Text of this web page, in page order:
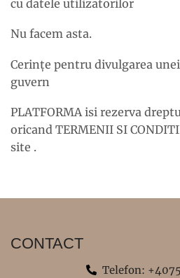
cu datele utilizatorilor
Nu facem asta.
Cerințe pentru divulgarea
guvern
PLATFORMA isi rezerva
oricand TERMENII SI
site .
CONTACT
Telefon: